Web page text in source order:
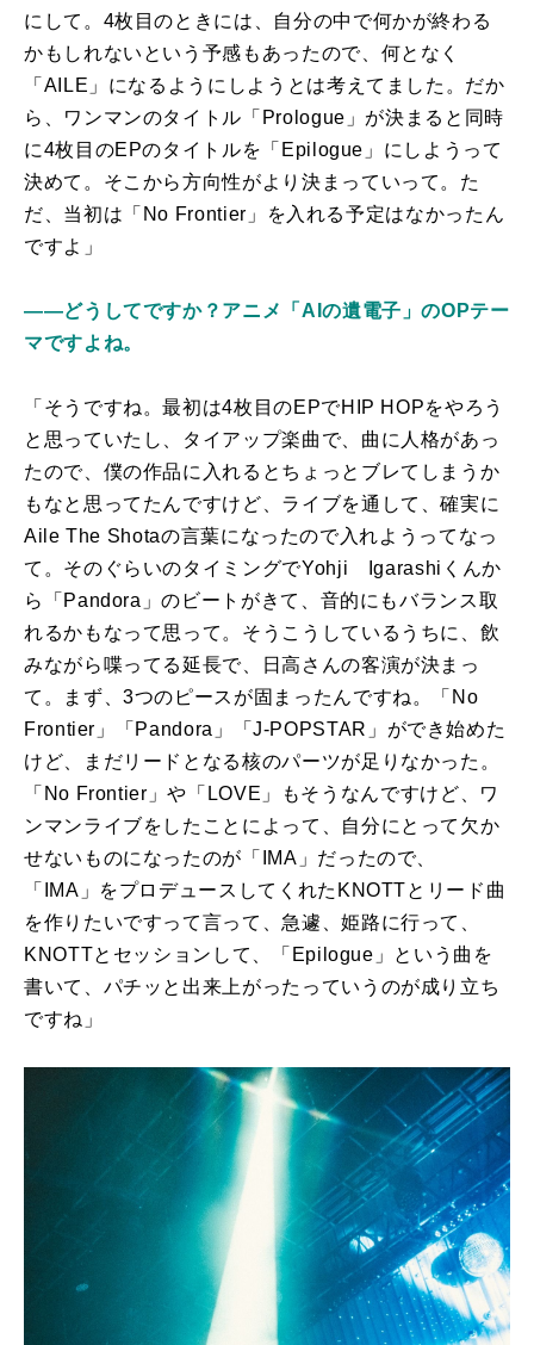
にして。4枚目のときには、自分の中で何かが終わる
かもしれないという予感もあったので、何となく
「AILE」になるようにしようとは考えてました。だか
ら、ワンマンのタイトル「Prologue」が決まると同時
に4枚目のEPのタイトルを「Epilogue」にしようって
決めて。そこから方向性がより決まっていって。た
だ、当初は「No Frontier」を入れる予定はなかったん
ですよ」
――どうしてですか？アニメ「AIの遺電子」のOPテー
マですよね。
「そうですね。最初は4枚目のEPでHIP HOPをやろう
と思っていたし、タイアップ楽曲で、曲に人格があっ
たので、僕の作品に入れるとちょっとブレてしまうか
もなと思ってたんですけど、ライブを通して、確実に
Aile The Shotaの言葉になったので入れようってなっ
て。そのぐらいのタイミングでYohji Igarashiくんか
ら「Pandora」のビートがきて、音的にもバランス取
れるかもなって思って。そうこうしているうちに、飲
みながら喋ってる延長で、日高さんの客演が決まっ
て。まず、3つのピースが固まったんですね。「No
Frontier」「Pandora」「J-POPSTAR」ができ始めた
けど、まだリードとなる核のパーツが足りなかった。
「No Frontier」や「LOVE」もそうなんですけど、ワ
ンマンライブをしたことによって、自分にとって欠か
せないものになったのが「IMA」だったので、
「IMA」をプロデュースしてくれたKNOTTとリード曲
を作りたいですって言って、急遽、姫路に行って、
KNOTTとセッションして、「Epilogue」という曲を
書いて、パチッと出来上がったっていうのが成り立ち
ですね」